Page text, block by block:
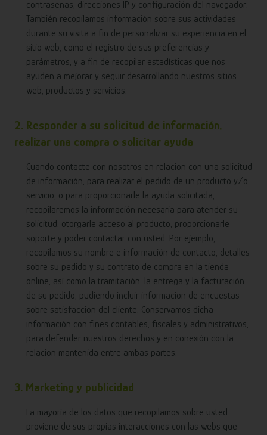
contraseñas, direcciones IP y configuración del navegador.
También recopilamos información sobre sus actividades
durante su visita a fin de personalizar su experiencia en el
sitio web, como el registro de sus preferencias y
parámetros, y a fin de recopilar estadísticas que nos
ayuden a mejorar y seguir desarrollando nuestros sitios
web, productos y servicios.
2. Responder a su solicitud de información,
realizar una compra o solicitar ayuda
Cuando contacte con nosotros en relación con una solicitud
de información, para realizar el pedido de un producto y/o
servicio, o para proporcionarle la ayuda solicitada,
recopilaremos la información necesaria para atender su
solicitud, otorgarle acceso al producto, proporcionarle
soporte y poder contactar con usted. Por ejemplo,
recopilamos su nombre e información de contacto, detalles
sobre su pedido y su contrato de compra en la tienda
online, así como la tramitación, la entrega y la facturación
de su pedido, pudiendo incluir información de encuestas
sobre satisfacción del cliente. Conservamos dicha
información con fines contables, fiscales y administrativos,
para defender nuestros derechos y en conexión con la
relación mantenida entre ambas partes.
3. Marketing y publicidad
La mayoría de los datos que recopilamos sobre usted
proviene de sus propias interacciones con las webs que